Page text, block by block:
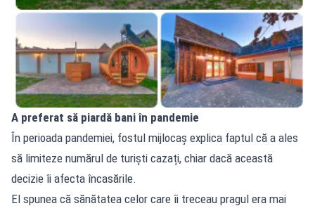
A preferat să piardă bani în pandemie
În perioada pandemiei, fostul mijlocaș explica faptul că a ales
să limiteze numărul de turiști cazați, chiar dacă această
decizie îi afecta încasările.
El spunea că sănătatea celor care îi treceau pragul era mai